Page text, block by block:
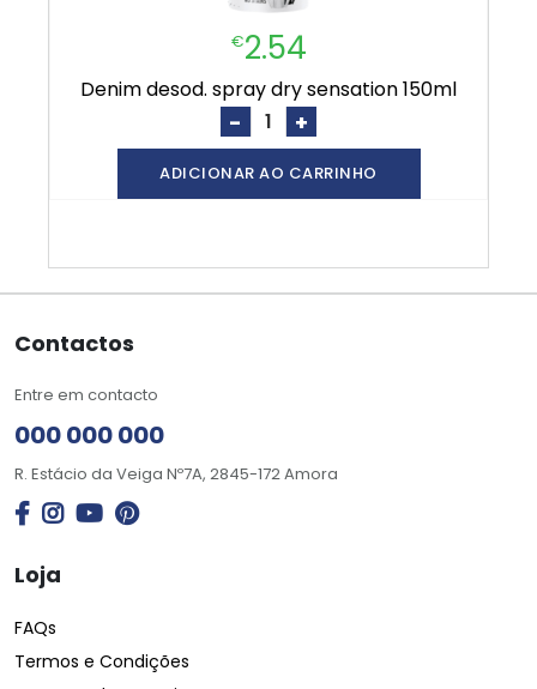
€2.54
denim desod. spray dry sensation 150ml
- +
ADICIONAR AO CARRINHO
Contactos
Entre em contacto
000 000 000
R. Estácio da Veiga Nº7A, 2845-172 Amora
Loja
FAQs
Termos e Condições